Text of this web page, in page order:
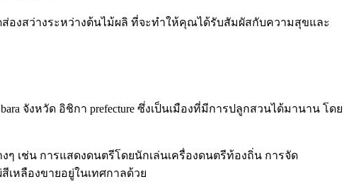
องสว่างระหว่างต้นไม้ผลิ ที่จะทำให้คุณได้รับสัมผัสกับความสุขและ
จังหวัด อิชิกา prefecture ซึ่งเป็นเมืองที่มีการปลูกสวนได้มานาน โดย
ๆ เช่น การแสดงดนตรีโดยนักเล่นเครื่องดนตรีท้องถิ่น การจัด
หลืองขายอยู่ในเทศกาลด้วย